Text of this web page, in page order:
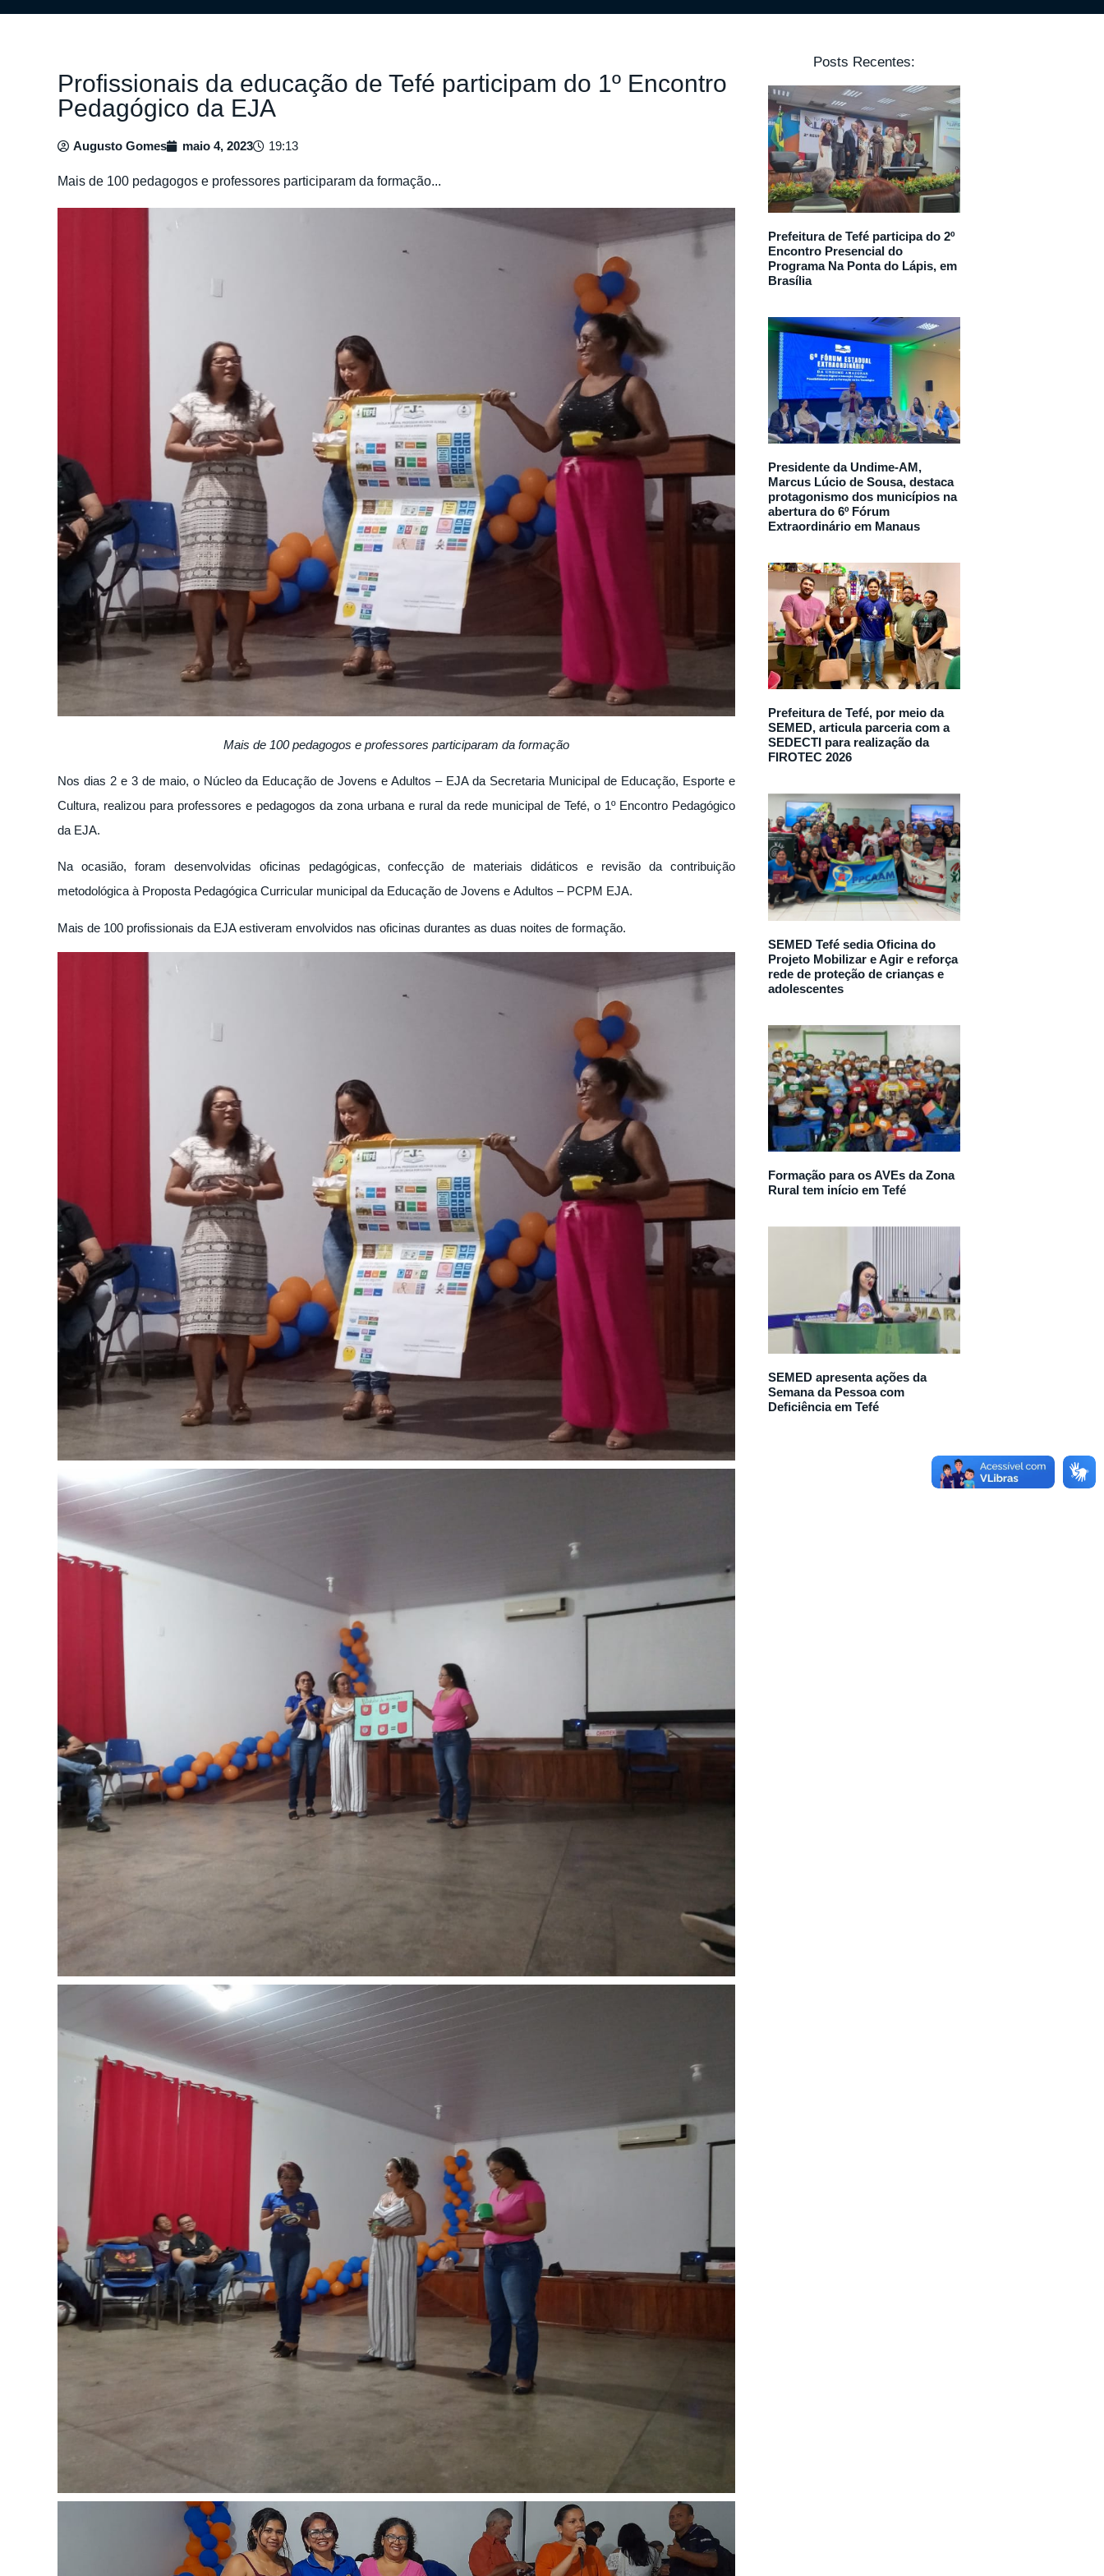
Profissionais da educação de Tefé participam do 1º Encontro
Pedagógico da EJA
Augusto Gomes maio 4, 2023 19:13
Mais de 100 pedagogos e professores participaram da formação...
Mais de 100 pedagogos e professores participaram da formação
Nos dias 2 e 3 de maio, o Núcleo da Educação de Jovens e Adultos – EJA da Secretaria Municipal de Educação, Esporte e
Cultura, realizou para professores e pedagogos da zona urbana e rural da rede municipal de Tefé, o 1º Encontro Pedagógico
da EJA.
Na ocasião, foram desenvolvidas oficinas pedagógicas, confecção de materiais didáticos e revisão da contribuição
metodológica à Proposta Pedagógica Curricular municipal da Educação de Jovens e Adultos – PCPM EJA.
Mais de 100 profissionais da EJA estiveram envolvidos nas oficinas durantes as duas noites de formação.
Posts Recentes:
Prefeitura de Tefé participa do 2º
Encontro Presencial do
Programa Na Ponta do Lápis, em
Brasília
Presidente da Undime-AM,
Marcus Lúcio de Sousa, destaca
protagonismo dos municípios na
abertura do 6º Fórum
Extraordinário em Manaus
Prefeitura de Tefé, por meio da
SEMED, articula parceria com a
SEDECTI para realização da
FIROTEC 2026
SEMED Tefé sedia Oficina do
Projeto Mobilizar e Agir e reforça
rede de proteção de crianças e
adolescentes
Formação para os AVEs da Zona
Rural tem início em Tefé
SEMED apresenta ações da
Semana da Pessoa com
Deficiência em Tefé